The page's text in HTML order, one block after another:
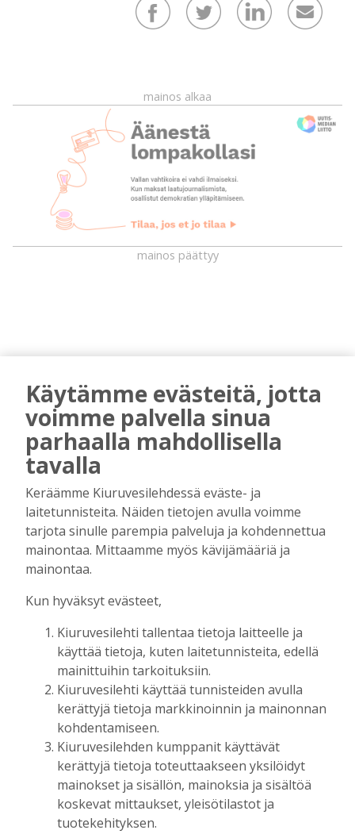
mainos alkaa
mainos päättyy
AIEMMIN AIHEESTA
Kuorevirran urheilukentällä järjestetään
kaikille avoin kävelytapahtuma
Tilaajille
Aku Laatikainen 4.8.2026 09:14
KiuPan 11-vuotiaille pojille kultaa Kuopio
Cupista ylivoimaisen esityksen jälkeen
Tilaajille
Aku Laatikainen
Salla Tompuri juoksi tuplakultaan – Silja
Auvinen ja Enni Pennanen heittivät
keihään joukkuemestareiksi
Tilaajille
Aku Laatikainen 3.8.2026 09:19
Kiuruveden Urheilijat vahvalla
joukkueella ja mitalitavoittein nuorten
yleisurheilun SM-kisoihin
Tilaajille
Aku Laatikainen
Käytämme evästeitä, jotta
voimme palvella sinua
parhaalla mahdollisella
tavalla
Keräämme Kiuruvesilehdessä eväste- ja
laitetunnisteita. Näiden tietojen avulla voimme
tarjota sinulle parempia palveluja ja kohdennettua
mainontaa. Mittaamme myös kävijämääriä ja
mainontaa.
Kun hyväksyt evästeet,
Kiuruvesilehti tallentaa tietoja laitteelle ja
käyttää tietoja, kuten laitetunnisteita, edellä
mainittuihin tarkoituksiin.
Kiuruvesilehti käyttää tunnisteiden avulla
kerättyjä tietoja markkinoinnin ja mainonnan
kohdentamiseen.
Kiuruvesilehden kumppanit käyttävät
kerättyjä tietoja toteuttaakseen yksilöidyt
mainokset ja sisällön, mainoksia ja sisältöä
koskevat mittaukset, yleisötilastot ja
tuotekehityksen.